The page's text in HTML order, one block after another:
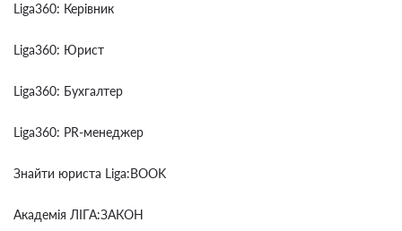
Liga360: Керівник
Liga360: Юрист
Liga360: Бухгалтер
Liga360: PR-менеджер
Знайти юриста Liga:BOOK
Академія ЛІГА:ЗАКОН